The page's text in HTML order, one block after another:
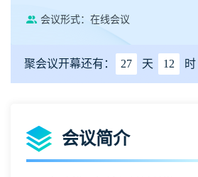
会议形式：在线会议
聚会议开幕还有： 27 天 12 时
会议简介